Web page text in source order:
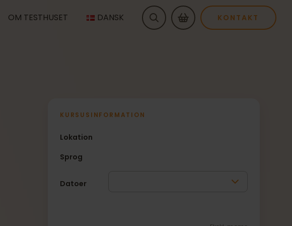
OM TESTHUSET DANSK KONTAKT
KURSUSINFORMATION
Lokation
Sprog
Datoer